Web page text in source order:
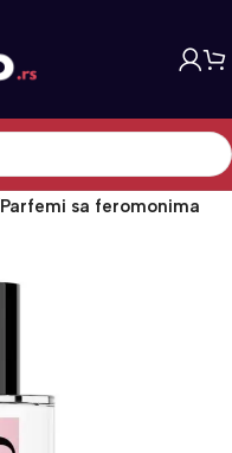
Parfemi sa feromonima